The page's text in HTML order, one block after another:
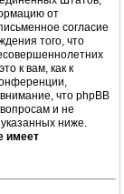
от
согласие
того, что
к вам, как к
что phpBB
и не
ниже.
имеет